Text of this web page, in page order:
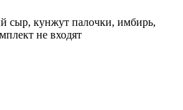
сыр, кунжут палочки, имбирь,
не входят